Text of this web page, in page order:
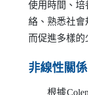
使用時間、培
絡、熟悉社會
而促進多樣的
非線性關
根據